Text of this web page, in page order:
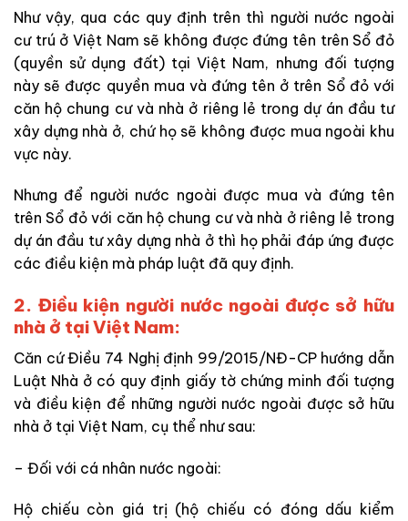
Như vậy, qua các quy định trên thì người nước ngoài
cư trú ở Việt Nam sẽ không được đứng tên trên Sổ đỏ
(quyền sử dụng đất) tại Việt Nam, nhưng đối tượng
này sẽ được quyền mua và đứng tên ở trên Sổ đỏ với
căn hộ chung cư và nhà ở riêng lẻ trong dự án đầu tư
xây dựng nhà ở, chứ họ sẽ không được mua ngoài khu
vực này.
Nhưng để người nước ngoài được mua và đứng tên
trên Sổ đỏ với căn hộ chung cư và nhà ở riêng lẻ trong
dự án đầu tư xây dựng nhà ở thì họ phải đáp ứng được
các điều kiện mà pháp luật đã quy định.
2. Điều kiện người nước ngoài được sở hữu
nhà ở tại Việt Nam:
Căn cứ Điều 74 Nghị định 99/2015/NĐ-CP hướng dẫn
Luật Nhà ở có quy định giấy tờ chứng minh đối tượng
và điều kiện để những người nước ngoài được sở hữu
nhà ở tại Việt Nam, cụ thể như sau:
– Đối với cá nhân nước ngoài:
Hộ chiếu còn giá trị (hộ chiếu có đóng dấu kiểm